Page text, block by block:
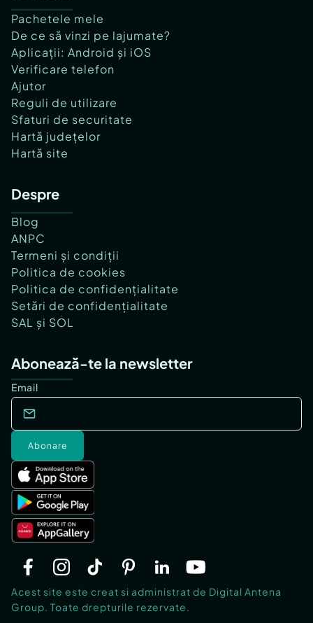
Pachetele mele
De ce să vinzi pe lajumate?
Aplicații: Android și iOS
Verificare telefon
Ajutor
Reguli de utilizare
Sfaturi de securitate
Hartă județelor
Hartă site
Despre
Blog
ANPC
Termeni și condiții
Politica de cookies
Politica de confidențialitate
Setări de confidențialitate
SAL și SOL
Abonează-te la newsletter
Email
Abonare
Acest site este creat si administrat de Digital Antena
Group. Toate drepturile rezervate.